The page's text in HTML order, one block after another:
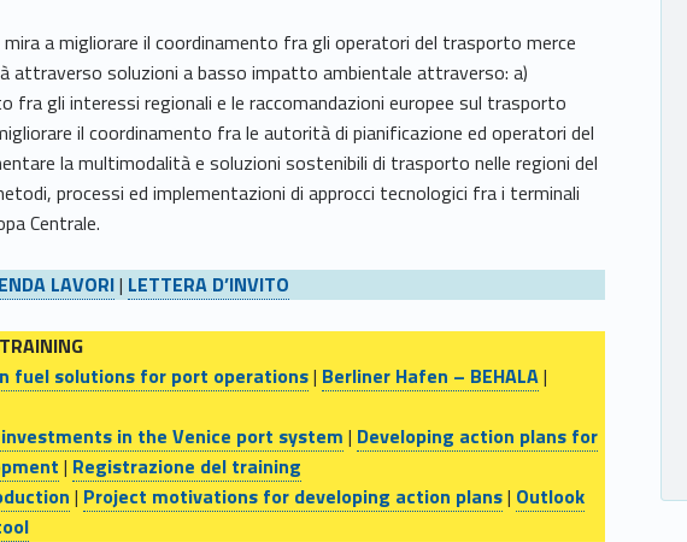
a migliorare il coordinamento fra gli operatori del trasporto merce
attraverso soluzioni a basso impatto ambientale attraverso: a)
fra gli interessi regionali e le raccomandazioni europee sul trasporto
il coordinamento fra le autorità di pianificazione ed operatori del
la multimodalità e soluzioni sostenibili di trasporto nelle regioni del
processi ed implementazioni di approcci tecnologici fra i terminali
Centrale.
LAVORI| LETTERA D’INVITO
fuel solutions for port operations| Berliner Hafen – BEHALA|
investments in the Venice port system | Developing action plans for
| Registrazione del training
| Project motivations for developing action plans| Outlook